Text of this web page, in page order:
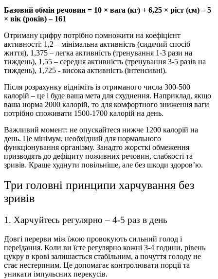
Базовий обмін речовин = 10 × вага (кг) + 6,25 × ріст (см) – 5
× вік (років) – 161
Отриману цифру потрібно помножити на коефіцієнт
активності: 1,2 – мінімальна активність (сидячий спосіб
життя), 1,375 – легка активність (тренування 1-3 рази на
тиждень), 1,55 – середня активність (тренування 3-5 разів на
тиждень), 1,725 ​​- висока активність (інтенсивні).
Після розрахунку відніміть із отриманого числа 300-500
калорій – це і буде ваша мета для схуднення. Наприклад, якщо
ваша норма 2000 калорій, то для комфортного зниження ваги
потрібно споживати 1500-1700 калорій на день.
Важливий момент: не опускайтеся нижче 1200 калорій на
день. Це мінімум, необхідний для нормального
функціонування організму. Занадто жорсткі обмеження
призводять до дефіциту поживних речовин, слабкості та
зривів. Краще худнути повільніше, але без шкоди здоров’ю.
Три головні принципи харчування без
зривів
1. Харчуйтесь регулярно – 4-5 раз в день
Довгі перерви між їжою провокують сильний голод і
переїдання. Коли ви їсте регулярно кожні 3-4 години, рівень
цукру в крові залишається стабільним, а почуття голоду не
стає нестерпним. Це допомагає контролювати порції та
уникати імпульсних перекусів.